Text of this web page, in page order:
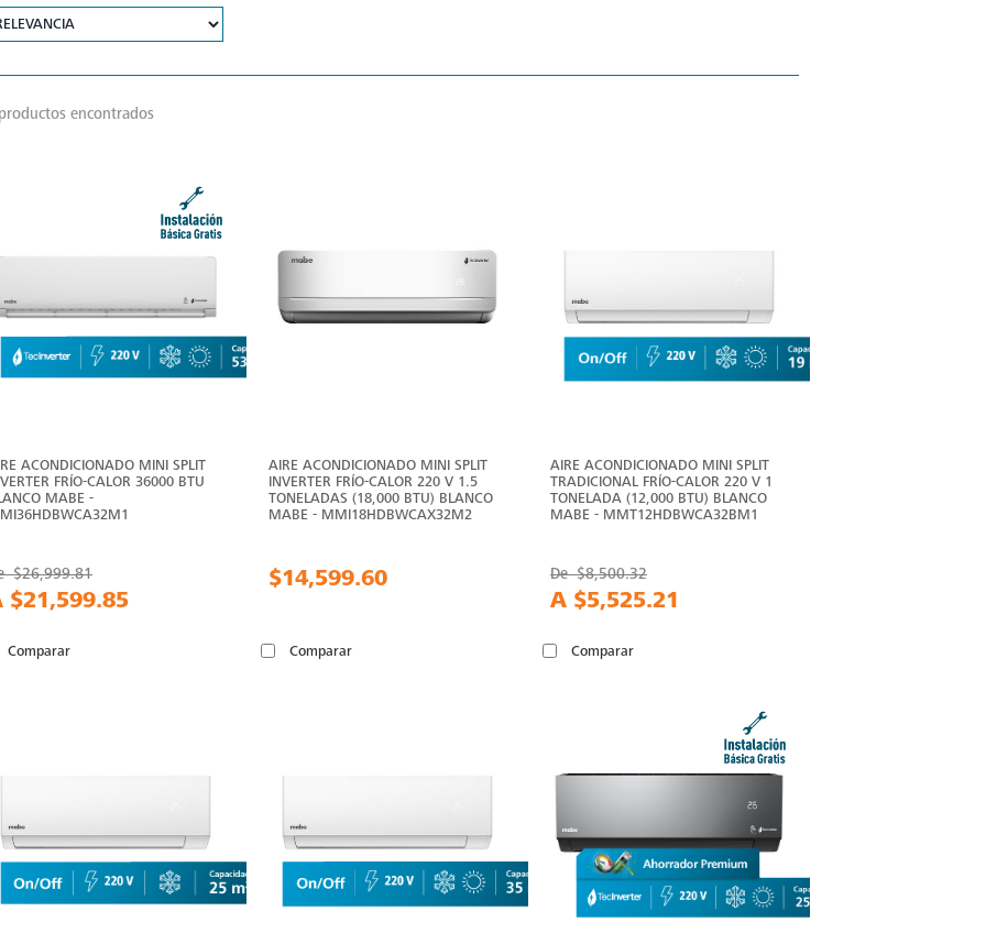
encontrados
ACONDICIONADO MINI SPLIT
FRÍO-CALOR 36000 BTU
MABE -
$26,999.81
$21,599.85
Comparar
AIRE ACONDICIONADO MINI SPLIT
INVERTER FRÍO-CALOR 220 V 1.5
TONELADAS (18,000 BTU) BLANCO
MABE - MMI18HDBWCAX32M2
$14,599.60
Comparar
AIRE ACONDICIONADO MINI SPLIT
TRADICIONAL FRÍO-CALOR 220 V 1
TONELADA (12,000 BTU) BLANCO
MABE - MMT12HDBWCA32BM1
De$8,500.32
A $5,525.21
Comparar